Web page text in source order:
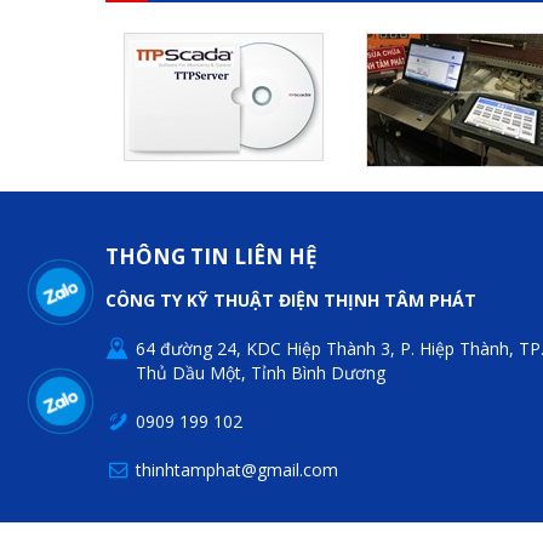
THÔNG TIN LIÊN HỆ
CÔNG TY KỸ THUẬT ĐIỆN THỊNH TÂM PHÁT
64 đường 24, KDC Hiệp Thành 3, P. Hiệp Thành, TP.
Thủ Dầu Một, Tỉnh Bình Dương
0909 199 102
thinhtamphat@gmail.com